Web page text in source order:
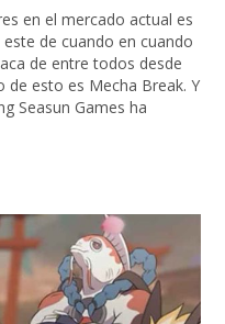
en el mercado actual es
de cuando en cuando
de entre todos desde
de esto es Mecha Break. Y
Seasun Games ha